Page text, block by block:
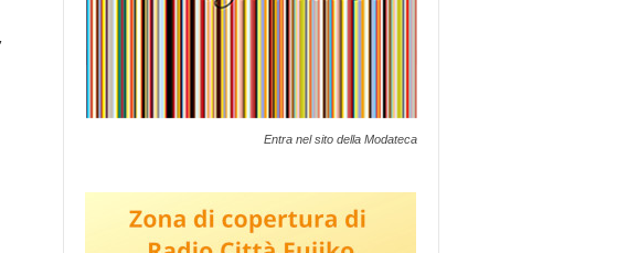
Entra nel sito della Modateca